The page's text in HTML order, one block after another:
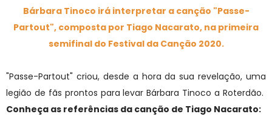
Bárbara Tinoco irá interpretar a canção "Passe-
Partout", composta por Tiago Nacarato, na primeira
semifinal do Festival da Canção 2020.
"Passe-Partout" criou, desde a hora da sua revelação, uma
legião de fãs prontos para levar Bárbara Tinoco a Roterdão.
Conheça as referências da canção de Tiago Nacarato: